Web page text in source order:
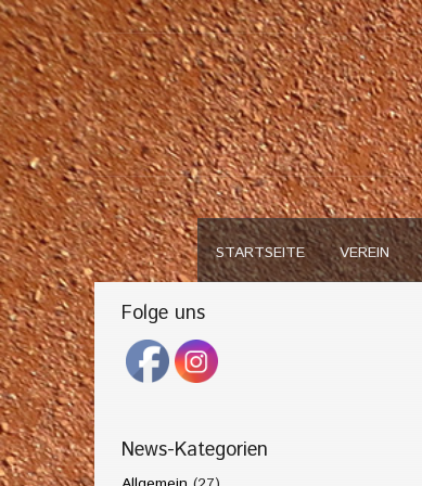
STARTSEITE VEREIN
Folge uns
News-Kategorien